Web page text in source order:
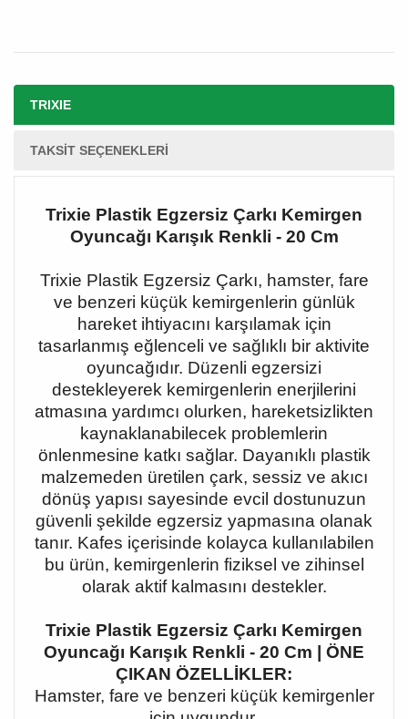
TRIXIE
TAKSIT SEÇENEKLERI
Trixie Plastik Egzersiz Çarkı Kemirgen
Oyuncağı Karışık Renkli - 20 Cm
Trixie Plastik Egzersiz Çarkı, hamster, fare
ve benzeri küçük kemirgenlerin günlük
hareket ihtiyacını karşılamak için
tasarlanmış eğlenceli ve sağlıklı bir aktivite
oyuncağıdır. Düzenli egzersizi
destekleyerek kemirgenlerin enerjilerini
atmasına yardımcı olurken, hareketsizlikten
kaynaklanabilecek problemlerin
önlenmesine katkı sağlar. Dayanıklı plastik
malzemeden üretilen çark, sessiz ve akıcı
dönüş yapısı sayesinde evcil dostunuzun
güvenli şekilde egzersiz yapmasına olanak
tanır. Kafes içerisinde kolayca kullanılabilen
bu ürün, kemirgenlerin fiziksel ve zihinsel
olarak aktif kalmasını destekler.
Trixie Plastik Egzersiz Çarkı Kemirgen
Oyuncağı Karışık Renkli - 20 Cm | ÖNE
ÇIKAN ÖZELLİKLER:
Hamster, fare ve benzeri küçük kemirgenler